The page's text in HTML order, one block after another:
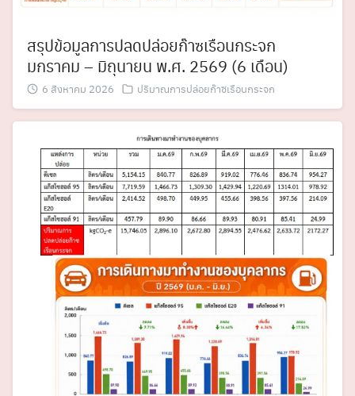
สรุปข้อมูลการปลดปล่อยก๊าซเรือนกระจก
มกราคม – มิถุนายน พ.ศ. 2569 (6 เดือน)
6 สิงหาคม 2026 ปริมาณการปล่อยก๊าซเรือนกระจก